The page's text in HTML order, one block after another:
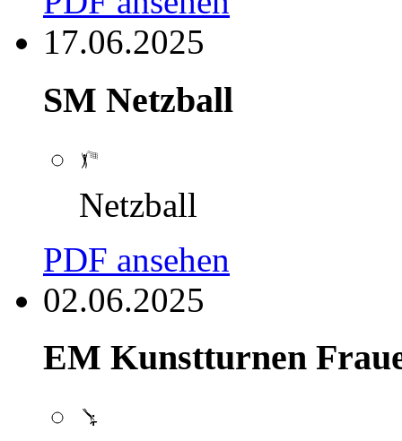
17.06.2025
SM Netzball
Netzball
PDF ansehen
02.06.2025
EM Kunstturnen